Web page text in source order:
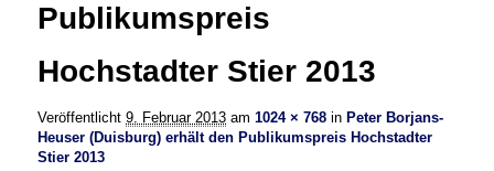
Publikumspreis
Hochstadter Stier 2013
Veröffentlicht9. Februar 2013 am1024 × 768 in Peter Borjans-
Heuser (Duisburg) erhält den Publikumspreis Hochstadter
Stier 2013